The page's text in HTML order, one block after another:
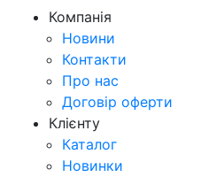
Компанія
Новини
Контакти
Про нас
Договір оферти
Клієнту
Каталог
Новинки